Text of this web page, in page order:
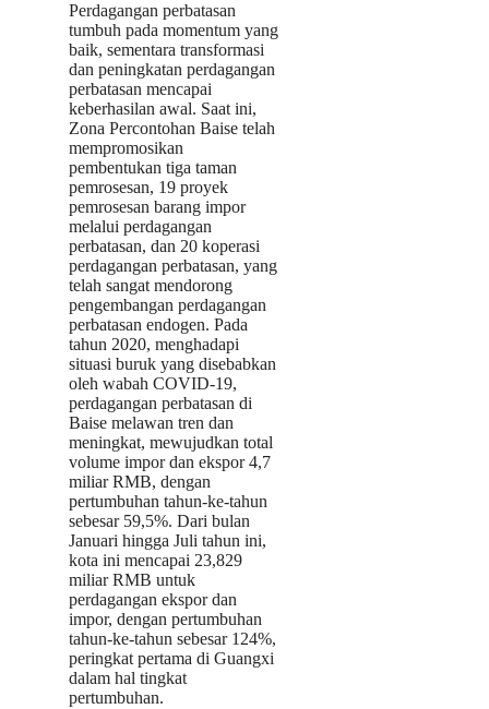
Perdagangan perbatasan
tumbuh pada momentum yang
baik, sementara transformasi
dan peningkatan perdagangan
perbatasan mencapai
keberhasilan awal. Saat ini,
Zona Percontohan Baise telah
mempromosikan
pembentukan tiga taman
pemrosesan, 19 proyek
pemrosesan barang impor
melalui perdagangan
perbatasan, dan 20 koperasi
perdagangan perbatasan, yang
telah sangat mendorong
pengembangan perdagangan
perbatasan endogen. Pada
tahun 2020, menghadapi
situasi buruk yang disebabkan
oleh wabah COVID-19,
perdagangan perbatasan di
Baise melawan tren dan
meningkat, mewujudkan total
volume impor dan ekspor 4,7
miliar RMB, dengan
pertumbuhan tahun-ke-tahun
sebesar 59,5%. Dari bulan
Januari hingga Juli tahun ini,
kota ini mencapai 23,829
miliar RMB untuk
perdagangan ekspor dan
impor, dengan pertumbuhan
tahun-ke-tahun sebesar 124%,
peringkat pertama di Guangxi
dalam hal tingkat
pertumbuhan.